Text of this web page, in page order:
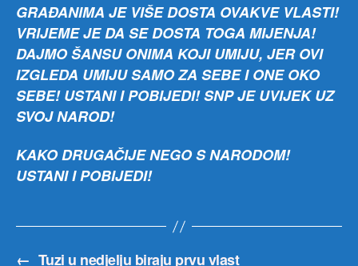
GRAĐANIMA JE VIŠE DOSTA OVAKVE VLASTI!
VRIJEME JE DA SE DOSTA TOGA MIJENJA!
DAJMO ŠANSU ONIMA KOJI UMIJU, JER OVI
IZGLEDA UMIJU SAMO ZA SEBE I ONE OKO
SEBE! USTANI I POBIJEDI! SNP JE UVIJEK UZ
SVOJ NAROD!
KAKO DRUGAČIJE NEGO S NARODOM!
USTANI I POBIJEDI!
← Tuzi u nedjelju biraju prvu vlast